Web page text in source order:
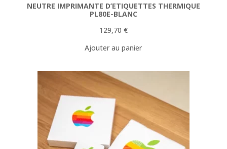
NEUTRE IMPRIMANTE D’ETIQUETTES THERMIQUE
PL80E-BLANC
129,70 €
Ajouter au panier